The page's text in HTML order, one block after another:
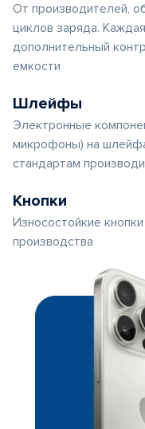
От производителей,
циклов заряда.
дополнительный
емкости
Шлейфы
Электронные
микрофоны) на
стандартам
Кнопки
Износостойкие
производства